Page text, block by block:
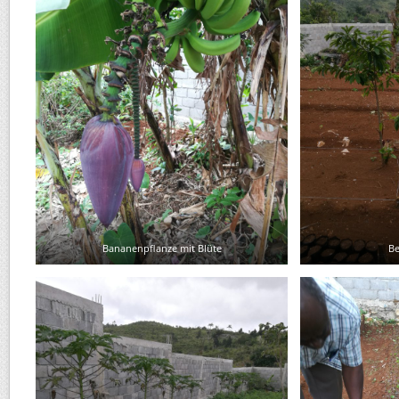
Bananenpflanze mit Blüte